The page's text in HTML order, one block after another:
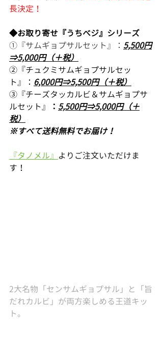
長決定！
◆お取り寄せ『うちべジ』シリーズ
①『サムギョプサルセット』： 5,500円
⇒5,000円（＋税）
②『チュクミサムギョプサルセッ
ト』： 6,000円⇒5,500円（＋税）
③『チーズタッカルビ＆サムギョプサ
ルセット』
： 5,500円⇒5,000円（＋
税）
※すべて送料無料でお届け！
『タノメル』 よりご注文いただけま
す！
2大名物「センサムギョプサル」と「旨
だれカルビ」が両方楽しめる王道キッ
ト。